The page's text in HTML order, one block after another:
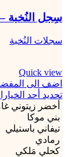
سِجل النُخبة –
سجلات النُخبة
Quick view
اضف الى
تحديد أحد
أخضر زيتوني
بني موكا
تيفاني باستيلي
رمادي
كحلي مَلكي